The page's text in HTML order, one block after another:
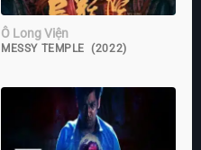
Ô Long Viện
MESSY TEMPLE (2022)